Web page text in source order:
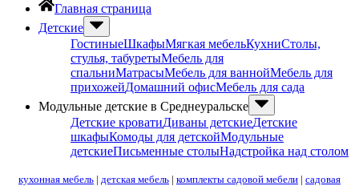
Главная страница
Детские
ГостиныеШкафыМягкая мебельКухниСтолы,
стулья, табуретыМебель для
спальниМатрасыМебель для ваннойМебель для
прихожейДомашний офисМебель для сада
Модульные детские в Среднеуральске
Детские кроватиДиваны детскиеДетские
шкафыКомоды для детскойМодульные
детскиеПисьменные столыНадстройка над столом
кухонная мебель | детская мебель | комплекты садовой мебели | садовая